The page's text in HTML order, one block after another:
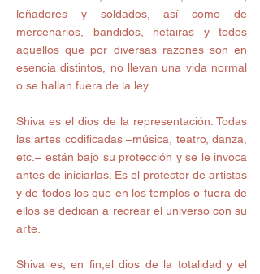
leñadores y soldados, así como de
mercenarios, bandidos, hetairas y todos
aquellos que por diversas razones son en
esencia distintos, no llevan una vida normal
o se hallan fuera de la ley.
Shiva es el dios de la representación. Todas
las artes codificadas –música, teatro, danza,
etc.– están bajo su protección y se le invoca
antes de iniciarlas. Es el protector de artistas
y de todos los que en los templos o fuera de
ellos se dedican a recrear el universo con su
arte.
Shiva es, en fin,el dios de la totalidad y el